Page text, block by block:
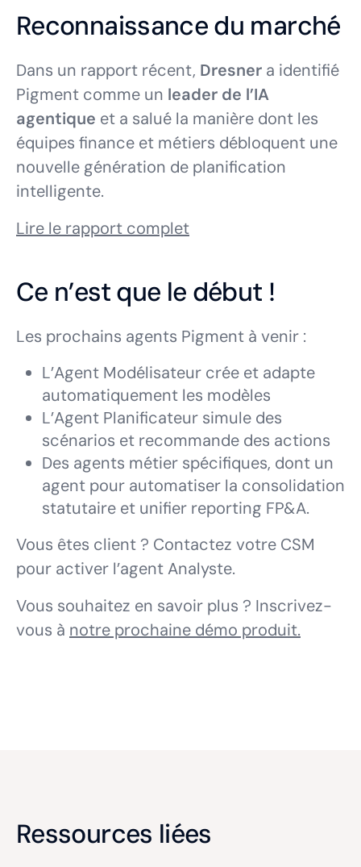
Reconnaissance du marché
Dans un rapport récent, Dresner a identifié
Pigment comme un leader de l’IA
agentique et a salué la manière dont les
équipes finance et métiers débloquent une
nouvelle génération de planification
intelligente.
Lire le rapport complet
Ce n’est que le début !
Les prochains agents Pigment à venir :
L’Agent Modélisateur crée et adapte
automatiquement les modèles
L’Agent Planificateur simule des
scénarios et recommande des actions
Des agents métier spécifiques, dont un
agent pour automatiser la consolidation
statutaire et unifier reporting FP&A.
Vous êtes client ? Contactez votre CSM
pour activer l’agent Analyste.
Vous souhaitez en savoir plus ? Inscrivez-
vous à notre prochaine démo produit.
Ressources liées